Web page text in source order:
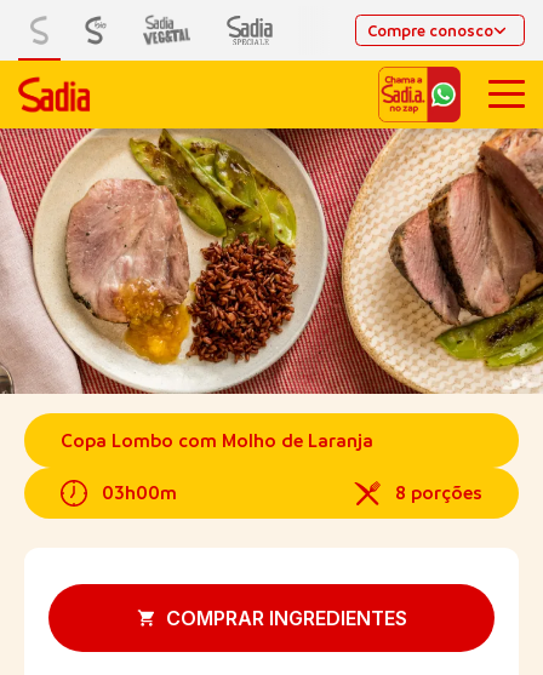
Compre conosco
Copa Lombo com Molho de Laranja
03h00m 8 porções
COMPRAR INGREDIENTES